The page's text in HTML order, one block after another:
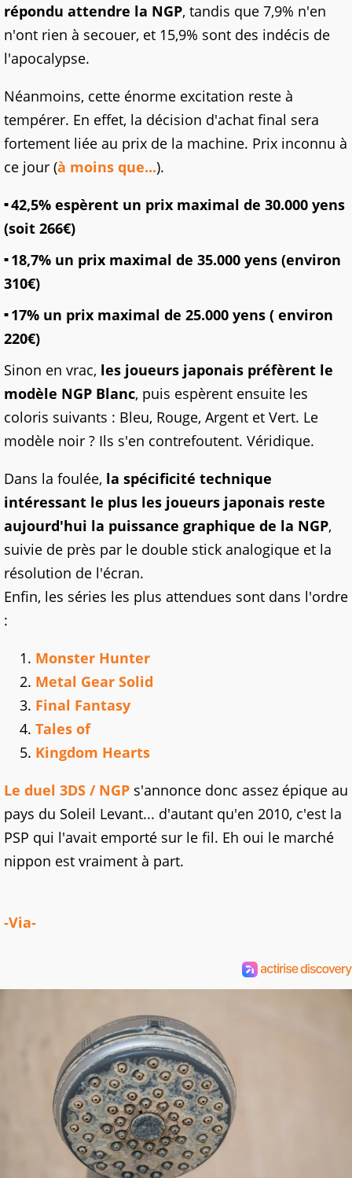
répondu attendre la NGP, tandis que 7,9% n'en
n'ont rien à secouer, et 15,9% sont des indécis de
l'apocalypse.
Néanmoins, cette énorme excitation reste à
tempérer. En effet, la décision d'achat final sera
fortement liée au prix de la machine. Prix inconnu à
ce jour (à moins que...).
42,5% espèrent un prix maximal de 30.000 yens
(soit 266€)
18,7% un prix maximal de 35.000 yens (environ
310€)
17% un prix maximal de 25.000 yens ( environ
220€)
Sinon en vrac, les joueurs japonais préfèrent le
modèle NGP Blanc, puis espèrent ensuite les
coloris suivants : Bleu, Rouge, Argent et Vert. Le
modèle noir ? Ils s'en contrefoutent. Véridique.
Dans la foulée, la spécificité technique
intéressant le plus les joueurs japonais reste
aujourd'hui la puissance graphique de la NGP,
suivie de près par le double stick analogique et la
résolution de l'écran.
Enfin, les séries les plus attendues sont dans l'ordre
:
Monster Hunter
Metal Gear Solid
Final Fantasy
Tales of
Kingdom Hearts
Le duel 3DS / NGP s'annonce donc assez épique au
pays du Soleil Levant... d'autant qu'en 2010, c'est la
PSP qui l'avait emporté sur le fil. Eh oui le marché
nippon est vraiment à part.
-Via-